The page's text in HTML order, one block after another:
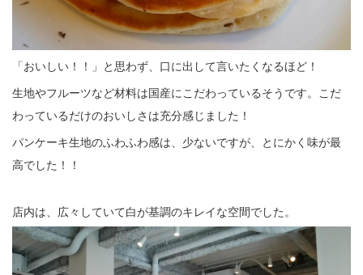
「おいしい！！」と思わず、口に出して言いたくなるほど！
生地やフルーツなど材料は国産にこだわっているそうです。こだ
わっているだけのおいしさは充分感じました！
パンケーキ生地のふわふわ感は、少ないですが、とにかく味が最
高でした！！
店内は、広々していて白が基調のキレイな空間でした。